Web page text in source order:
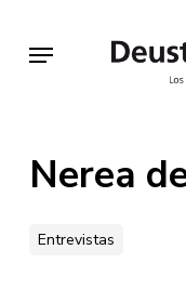
main
Menu
Nerea
Entrevistas